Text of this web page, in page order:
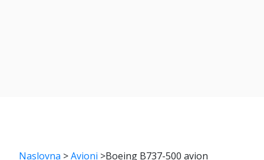
Naslovna >Avioni >Boeing B737-500 avion